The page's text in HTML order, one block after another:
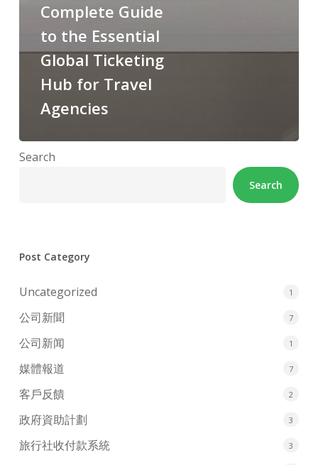
Complete Guide
to the Essential
Global Ticketing
Hub for Travel
Agencies
Search
Search
Post Category
Uncategorized 1
公司新聞 7
公司新闻 1
媒體報道 7
客戶反饋 2
政府資助計劃 3
旅行社收付款系統 3